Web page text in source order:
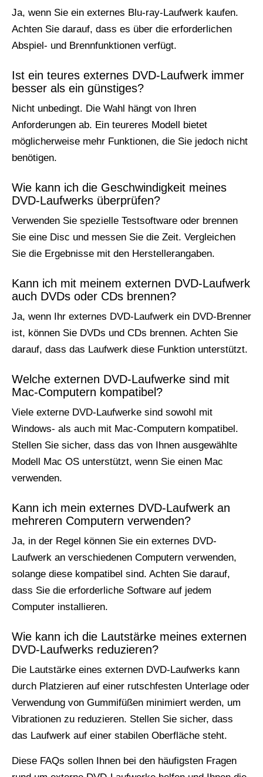
Ja, wenn Sie ein externes Blu-ray-Laufwerk kaufen.
Achten Sie darauf, dass es über die erforderlichen
Abspiel- und Brennfunktionen verfügt.
Ist ein teures externes DVD-Laufwerk immer
besser als ein günstiges?
Nicht unbedingt. Die Wahl hängt von Ihren
Anforderungen ab. Ein teureres Modell bietet
möglicherweise mehr Funktionen, die Sie jedoch nicht
benötigen.
Wie kann ich die Geschwindigkeit meines
DVD-Laufwerks überprüfen?
Verwenden Sie spezielle Testsoftware oder brennen
Sie eine Disc und messen Sie die Zeit. Vergleichen
Sie die Ergebnisse mit den Herstellerangaben.
Kann ich mit meinem externen DVD-Laufwerk
auch DVDs oder CDs brennen?
Ja, wenn Ihr externes DVD-Laufwerk ein DVD-Brenner
ist, können Sie DVDs und CDs brennen. Achten Sie
darauf, dass das Laufwerk diese Funktion unterstützt.
Welche externen DVD-Laufwerke sind mit
Mac-Computern kompatibel?
Viele externe DVD-Laufwerke sind sowohl mit
Windows- als auch mit Mac-Computern kompatibel.
Stellen Sie sicher, dass das von Ihnen ausgewählte
Modell Mac OS unterstützt, wenn Sie einen Mac
verwenden.
Kann ich mein externes DVD-Laufwerk an
mehreren Computern verwenden?
Ja, in der Regel können Sie ein externes DVD-
Laufwerk an verschiedenen Computern verwenden,
solange diese kompatibel sind. Achten Sie darauf,
dass Sie die erforderliche Software auf jedem
Computer installieren.
Wie kann ich die Lautstärke meines externen
DVD-Laufwerks reduzieren?
Die Lautstärke eines externen DVD-Laufwerks kann
durch Platzieren auf einer rutschfesten Unterlage oder
Verwendung von Gummifüßen minimiert werden, um
Vibrationen zu reduzieren. Stellen Sie sicher, dass
das Laufwerk auf einer stabilen Oberfläche steht.
Diese FAQs sollen Ihnen bei den häufigsten Fragen